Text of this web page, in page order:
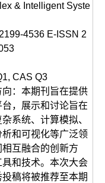
& Intelligent Syste
4536 E-ISSN 2
CAS Q3
向：本期刊旨在提供
台，展示和讨论旨在
系统、计算模拟、
析和可视化等广泛领
相互融合的创新方
具和技术。本次大会
投稿将被推荐至本期